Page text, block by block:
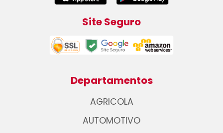
Site Seguro
Departamentos
AGRICOLA
AUTOMOTIVO